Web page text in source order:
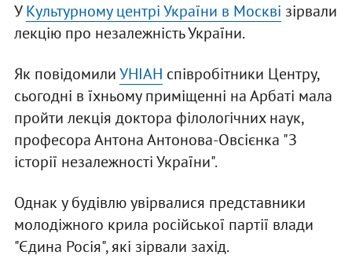
УКультурному центрі України в Москві зірвали
лекцію про незалежність України.
Як повідомилиУНІАН співробітники Центру,
сьогодні в їхньому приміщенні на Арбаті мала
пройти лекція доктора філологічних наук,
професора Антона Антонова-Овсієнка "З
історії незалежності України".
Однак у будівлю увірвалися представники
молодіжного крила російської партії влади
"Єдина Росія", які зірвали захід.